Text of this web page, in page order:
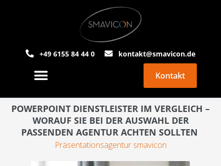
+49 6155 84 44 0 kontakt@smavicon.de
Kontakt
POWERPOINT DIENSTLEISTER IM VERGLEICH –
WORAUF SIE BEI DER AUSWAHL DER
PASSENDEN AGENTUR ACHTEN SOLLTEN
Präsentationsagentur smavicon